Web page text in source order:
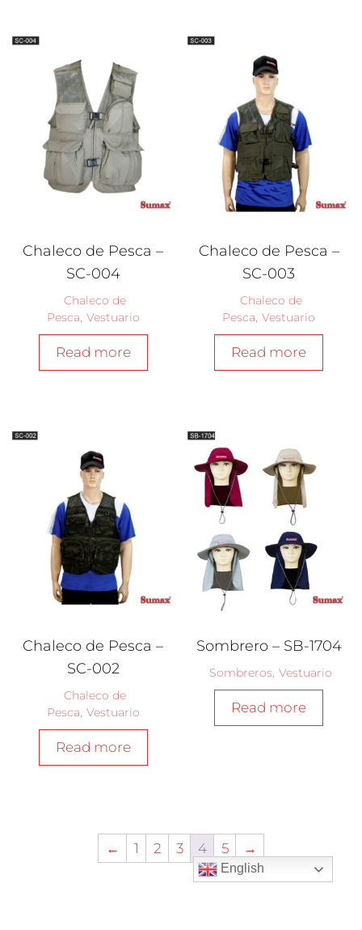
Chaleco de Pesca –
SC-004
Chaleco de
Pesca, Vestuario
Read more
Chaleco de Pesca –
SC-003
Chaleco de
Pesca, Vestuario
Read more
Chaleco de Pesca –
SC-002
Chaleco de
Pesca, Vestuario
Read more
Sombrero – SB-1704
Sombreros, Vestuario
Read more
← 1 2 3 4 5 →
English